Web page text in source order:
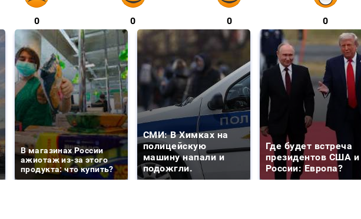
0 0 0 0
В магазинах России
ажиотаж из-за этого
продукта: что купить?
СМИ: В Химках на
полицейскую
машину напали и
подожгли.
Где будет встреча
президентов США и
России: Европа?